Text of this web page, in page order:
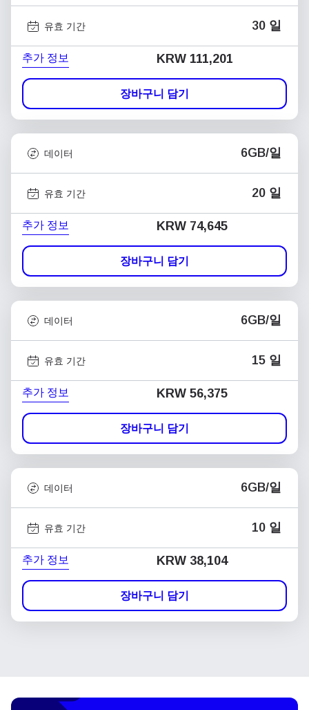
유효 기간 30 일
추가 정보 KRW 111,201
장바구니 담기
데이터 6GB/일
유효 기간 20 일
추가 정보 KRW 74,645
장바구니 담기
데이터 6GB/일
유효 기간 15 일
추가 정보 KRW 56,375
장바구니 담기
데이터 6GB/일
유효 기간 10 일
추가 정보 KRW 38,104
장바구니 담기